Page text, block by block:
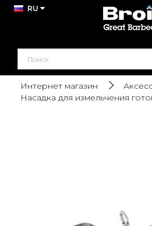
RU
Интернет магазин
Насадка для измельчения